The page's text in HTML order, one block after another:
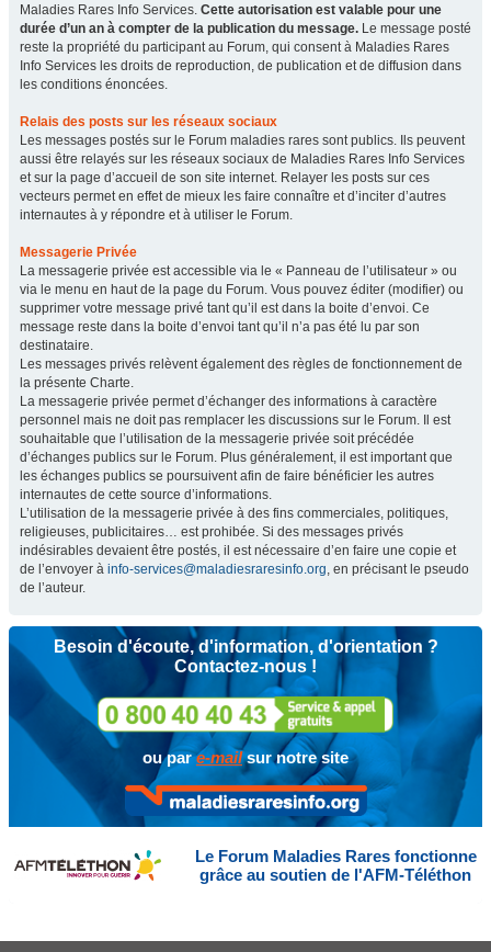
Maladies Rares Info Services. Cette autorisation est valable pour une
durée d’un an à compter de la publication du message. Le message posté
reste la propriété du participant au Forum, qui consent à Maladies Rares
Info Services les droits de reproduction, de publication et de diffusion dans
les conditions énoncées.
Relais des posts sur les réseaux sociaux
Les messages postés sur le Forum maladies rares sont publics. Ils peuvent
aussi être relayés sur les réseaux sociaux de Maladies Rares Info Services
et sur la page d’accueil de son site internet. Relayer les posts sur ces
vecteurs permet en effet de mieux les faire connaître et d’inciter d’autres
internautes à y répondre et à utiliser le Forum.
Messagerie Privée
La messagerie privée est accessible via le « Panneau de l’utilisateur » ou
via le menu en haut de la page du Forum. Vous pouvez éditer (modifier) ou
supprimer votre message privé tant qu’il est dans la boite d’envoi. Ce
message reste dans la boite d’envoi tant qu’il n’a pas été lu par son
destinataire.
Les messages privés relèvent également des règles de fonctionnement de
la présente Charte.
La messagerie privée permet d’échanger des informations à caractère
personnel mais ne doit pas remplacer les discussions sur le Forum. Il est
souhaitable que l’utilisation de la messagerie privée soit précédée
d’échanges publics sur le Forum. Plus généralement, il est important que
les échanges publics se poursuivent afin de faire bénéficier les autres
internautes de cette source d’informations.
L’utilisation de la messagerie privée à des fins commerciales, politiques,
religieuses, publicitaires… est prohibée. Si des messages privés
indésirables devaient être postés, il est nécessaire d’en faire une copie et
de l’envoyer à info-services@maladiesraresinfo.org, en précisant le pseudo
de l’auteur.
Besoin d'écoute, d'information, d'orientation ?
Contactez-nous !
ou pare-mailsur notre site
Le Forum Maladies Rares fonctionne
grâce au soutien de l'AFM-Téléthon